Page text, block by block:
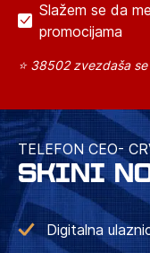
Slažem se da
promocijama
⭐ 38502 zvezdaša
TELEFON CEO-
SKINI
Digitalna